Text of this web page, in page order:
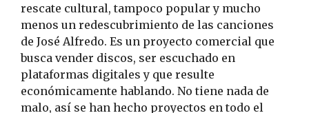
rescate cultural, tampoco popular y mucho
menos un redescubrimiento de las canciones
de José Alfredo. Es un proyecto comercial que
busca vender discos, ser escuchado en
plataformas digitales y que resulte
económicamente hablando. No tiene nada de
malo, así se han hecho proyectos en todo el